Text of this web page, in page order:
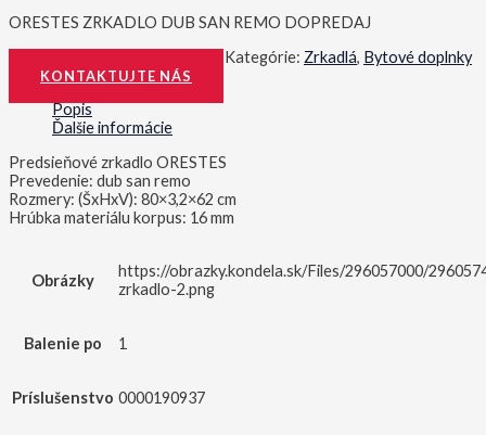
ORESTES ZRKADLO DUB SAN REMO DOPREDAJ
Kategórie: Zrkadlá, Bytové doplnky
KONTAKTUJTE NÁS
Popis
Ďalšie informácie
Predsieňové zrkadlo ORESTES
Prevedenie: dub san remo
Rozmery: (ŠxHxV): 80×3,2×62 cm
Hrúbka materiálu korpus: 16 mm
Obrázky
https://obrazky.kondela.sk/Files/296057000/
zrkadlo-2.png
Balenie po 1
Príslušenstvo 0000190937